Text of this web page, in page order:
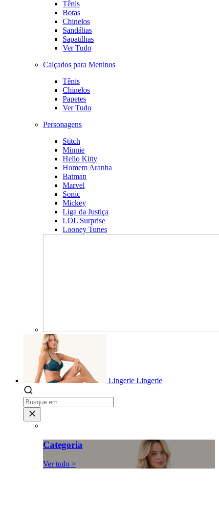
Tênis
Botas
Chinelos
Sandálias
Sapatilhas
Ver Tudo
Calçados para Meninos
Tênis
Chinelos
Papetes
Ver Tudo
Personagens
Stitch
Minnie
Hello Kitty
Homem Aranha
Batman
Marvel
Sonic
Mickey
Liga da Justiça
LOL Surprise
Looney Tunes
Lingerie Lingerie
Categoria
Ver tudo >